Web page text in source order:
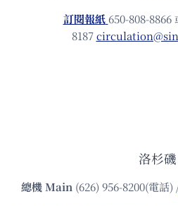
訂閱報紙 650-808-8866
8187
洛杉磯
總機Main (626) 956-8200(電話) /